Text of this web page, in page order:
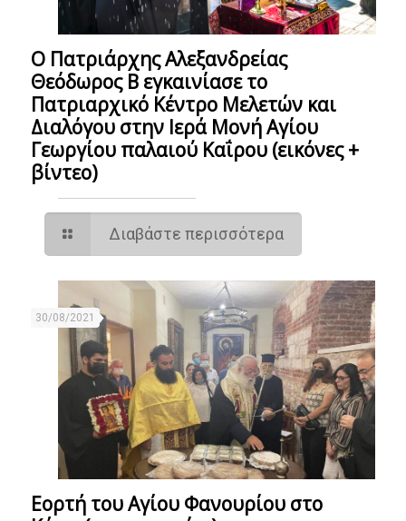
Ο Πατριάρχης Αλεξανδρείας
Θεόδωρος Β εγκαινίασε το
Πατριαρχικό Κέντρο Μελετών και
Διαλόγου στην Ιερά Μονή Αγίου
Γεωργίου παλαιού Καΐρου (εικόνες +
βίντεο)
Διαβάστε περισσότερα
30/08/2021
Εορτή του Αγίου Φανουρίου στο